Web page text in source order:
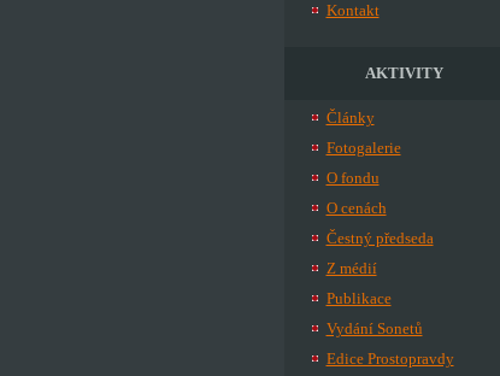
Kontakt
AKTIVITY
Články
Fotogalerie
O fondu
O cenách
Čestný předseda
Z médií
Publikace
Vydání Sonetů
Edice Prostopravdy